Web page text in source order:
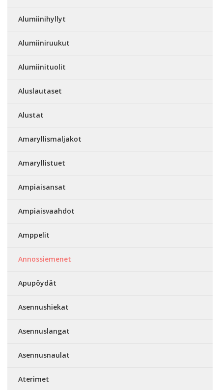
Alumiinihyllyt
Alumiiniruukut
Alumiinituolit
Aluslautaset
Alustat
Amaryllismaljakot
Amaryllistuet
Ampiaisansat
Ampiaisvaahdot
Amppelit
Annossiemenet
Apupöydät
Asennushiekat
Asennuslangat
Asennusnaulat
Aterimet